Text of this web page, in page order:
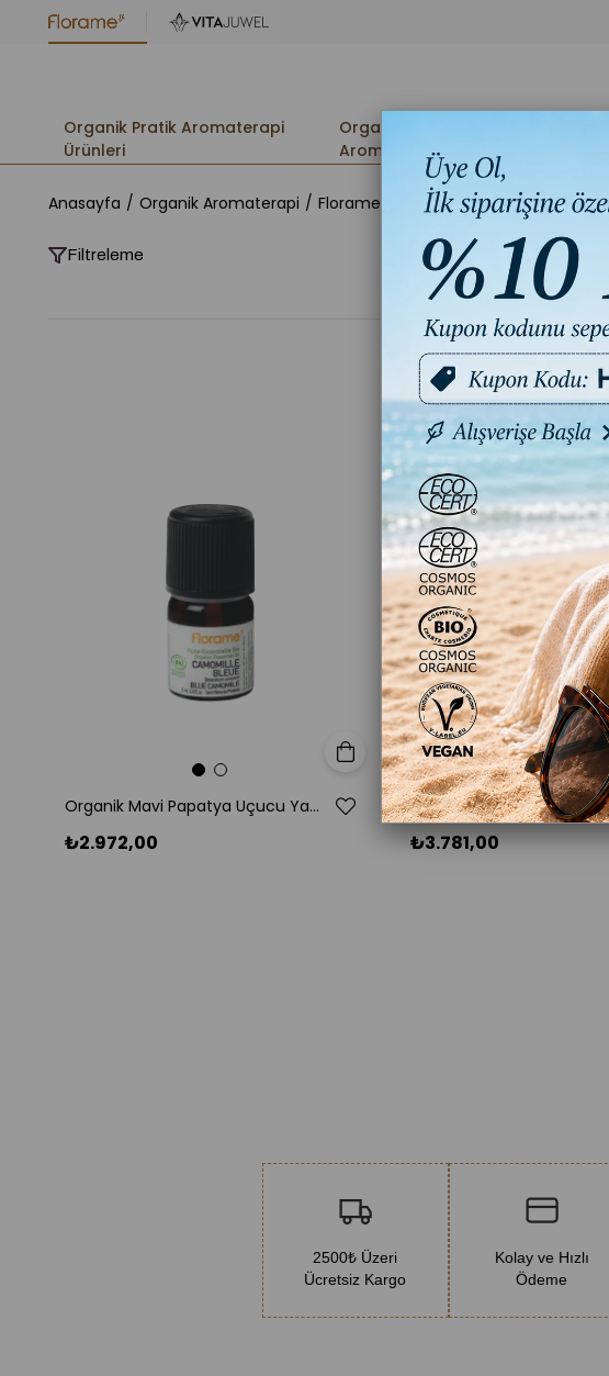
Organik Pratik Aromaterapi
Ürünleri
Organik
Aromaterapi
Anasayfa Organik Aromaterapi Florame %100 Saf Organik Uçucu
Filtreleme
Organik Mavi Papatya Uçucu Yağı (Tanacetum annuum)-2 ml
₺2.972,00
Sepete Ekle
TÜKENDI
₺3.781,00
2500₺ Üzeri
Ücretsiz Kargo
Kolay ve Hızlı
Ödeme